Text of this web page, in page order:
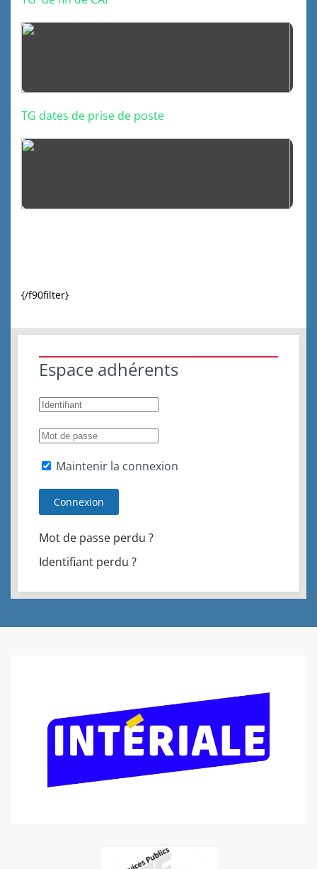
TG dates de prise de poste
{/f90filter}
Espace adhérents
Maintenir la connexion
Connexion
Mot de passe perdu ?
Identifiant perdu ?